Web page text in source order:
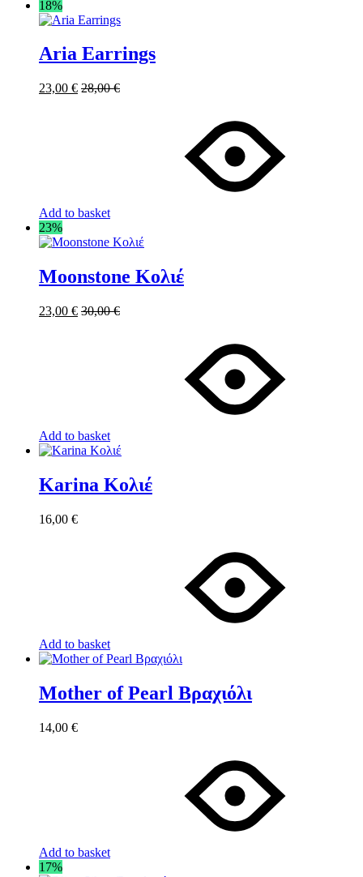
18%
Aria Earrings
23,00 € 28,00€
Add to basket
23%
Moonstone Κολιέ
23,00 € 30,00€
Add to basket
Karina Κολιέ
16,00 €
Add to basket
Mother of Pearl Βραχιόλι
14,00 €
Add to basket
17%